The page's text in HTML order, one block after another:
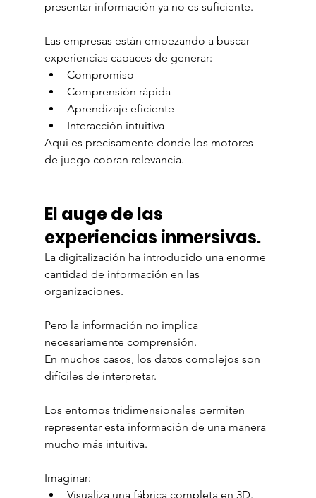
presentar información ya no es suficiente.
Las empresas están empezando a buscar
experiencias capaces de generar:
Compromiso
Comprensión rápida
Aprendizaje eficiente
Interacción intuitiva
Aquí es precisamente donde los motores
de juego cobran relevancia.
El auge de las
experiencias inmersivas.
La digitalización ha introducido una enorme
cantidad de información en las
organizaciones.
Pero la información no implica
necesariamente comprensión.
En muchos casos, los datos complejos son
difíciles de interpretar.
Los entornos tridimensionales permiten
representar esta información de una manera
mucho más intuitiva.
Imaginar:
Visualiza una fábrica completa en 3D.